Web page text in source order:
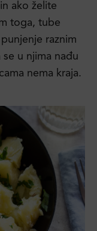
ako želite
toga, tube
raznim
u njima nađu
nema kraja.